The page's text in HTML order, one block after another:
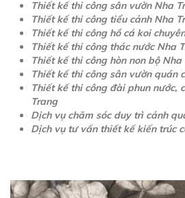
Thiết kế thi công sân vườn Nha
Thiết kế thi công tiểu cảnh Nha
Thiết kế thi công hồ cá koi
Thiết kế thi công thác nước Nha
Thiết kế thi công hòn non bộ Nha
Thiết kế thi công sân vườn quán
Thiết kế thi công đài phun nước,
Trang
Dịch vụ chăm sóc duy trì cảnh
Dịch vụ tư vấn thiết kế kiến trúc